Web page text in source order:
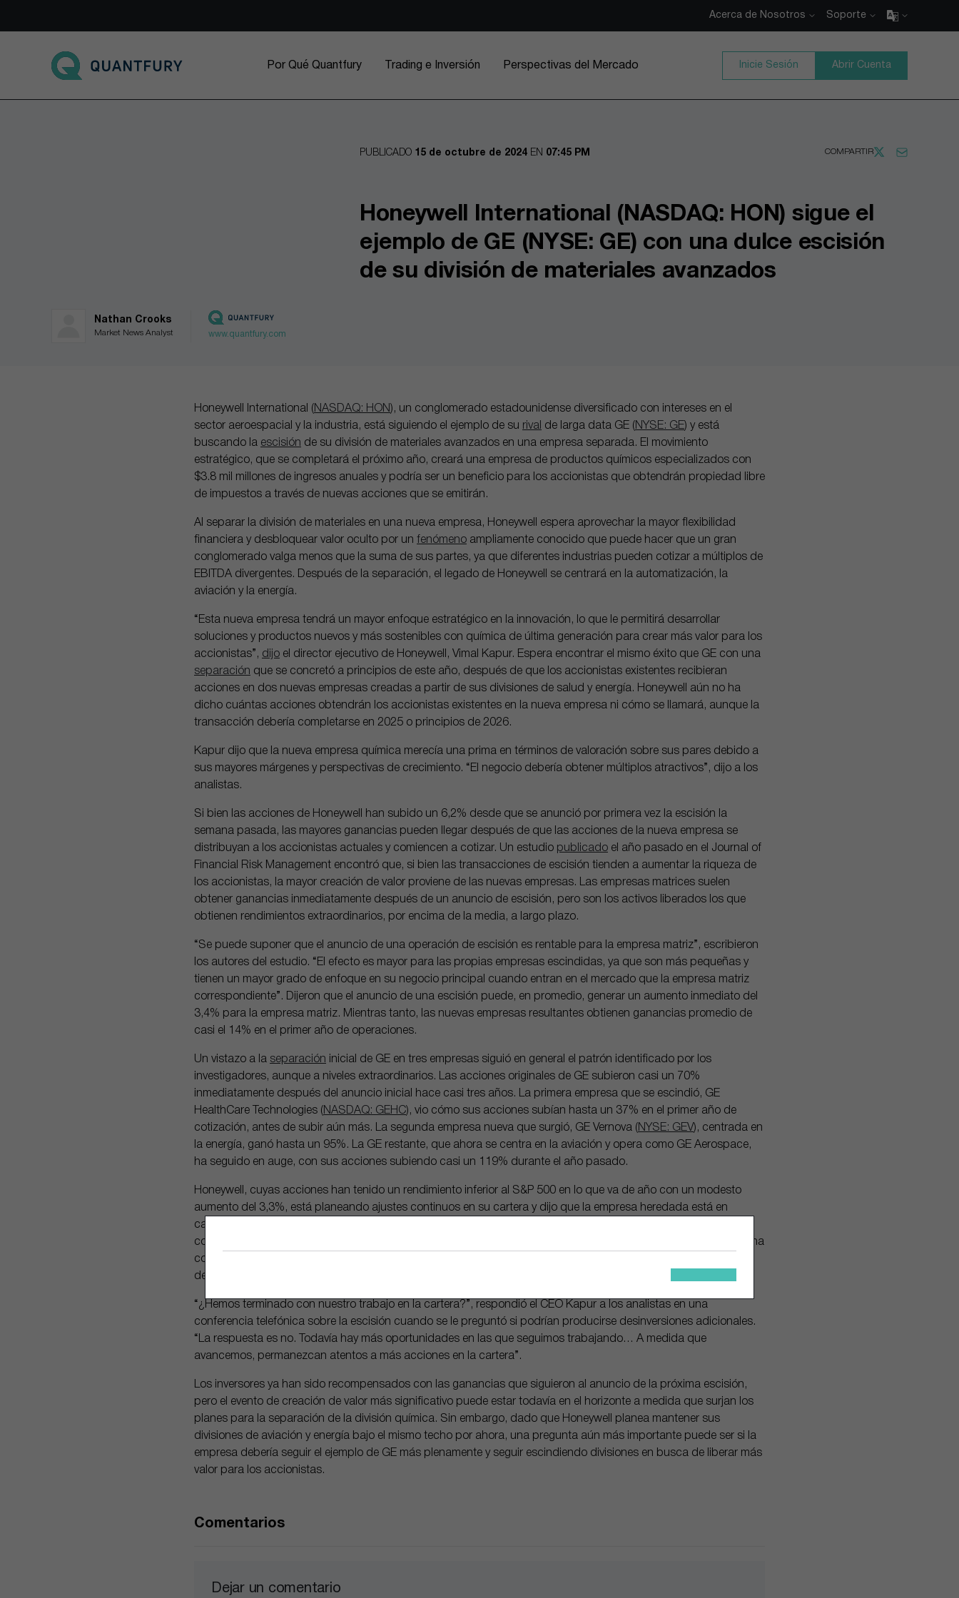
Acerca de Nosotros Soporte
Go to main page
Por Qué Quantfury Trading e Inversión Perspectivas del Mercado Inicie Sesión Abrir Cuenta
COMPARTIR
PUBLICADO 15 de octubre de 2024 EN 07:45 PM
Honeywell International (NASDAQ: HON) sigue el
ejemplo de GE (NYSE: GE) con una dulce escisión
de su división de materiales avanzados
Nathan Crooks
Market News Analyst www.quantfury.com
Honeywell International ( NASDAQ: HON ), un conglomerado estadounidense diversificado con intereses en el
sector aeroespacial y la industria, está siguiendo el ejemplo de su rival de larga data GE ( NYSE: GE) y está
buscando la escisión de su división de materiales avanzados en una empresa separada. El movimiento
estratégico, que se completará el próximo año, creará una empresa de productos químicos especializados con
$3.8 mil millones de ingresos anuales y podría ser un beneficio para los accionistas que obtendrán propiedad libre
de impuestos a través de nuevas acciones que se emitirán.
Al separar la división de materiales en una nueva empresa, Honeywell espera aprovechar la mayor flexibilidad
financiera y desbloquear valor oculto por un fenómeno ampliamente conocido que puede hacer que un gran
conglomerado valga menos que la suma de sus partes, ya que diferentes industrias pueden cotizar a múltiplos de
EBITDA divergentes. Después de la separación, el legado de Honeywell se centrará en la automatización, la
aviación y la energía.
“Esta nueva empresa tendrá un mayor enfoque estratégico en la innovación, lo que le permitirá desarrollar
soluciones y productos nuevos y más sostenibles con química de última generación para crear más valor para los
accionistas”, dijo el director ejecutivo de Honeywell, Vimal Kapur. Espera encontrar el mismo éxito que GE con una
separación que se concretó a principios de este año, después de que los accionistas existentes recibieran
acciones en dos nuevas empresas creadas a partir de sus divisiones de salud y energía. Honeywell aún no ha
dicho cuántas acciones obtendrán los accionistas existentes en la nueva empresa ni cómo se llamará, aunque la
transacción debería completarse en 2025 o principios de 2026.
Kapur dijo que la nueva empresa química merecía una prima en términos de valoración sobre sus pares debido a
sus mayores márgenes y perspectivas de crecimiento. “El negocio debería obtener múltiplos atractivos”, dijo a los
analistas.
Si bien las acciones de Honeywell han subido un 6,2% desde que se anunció por primera vez la escisión la
semana pasada, las mayores ganancias pueden llegar después de que las acciones de la nueva empresa se
distribuyan a los accionistas actuales y comiencen a cotizar. Un estudio publicado el año pasado en el Journal of
Financial Risk Management encontró que, si bien las transacciones de escisión tienden a aumentar la riqueza de
los accionistas, la mayor creación de valor proviene de las nuevas empresas. Las empresas matrices suelen
obtener ganancias inmediatamente después de un anuncio de escisión, pero son los activos liberados los que
obtienen rendimientos extraordinarios, por encima de la media, a largo plazo.
“Se puede suponer que el anuncio de una operación de escisión es rentable para la empresa matriz”, escribieron
los autores del estudio. “El efecto es mayor para las propias empresas escindidas, ya que son más pequeñas y
tienen un mayor grado de enfoque en su negocio principal cuando entran en el mercado que la empresa matriz
correspondiente”. Dijeron que el anuncio de una escisión puede, en promedio, generar un aumento inmediato del
3,4% para la empresa matriz. Mientras tanto, las nuevas empresas resultantes obtienen ganancias promedio de
casi el 14% en el primer año de operaciones.
Un vistazo a la separación inicial de GE en tres empresas siguió en general el patrón identificado por los
investigadores, aunque a niveles extraordinarios. Las acciones originales de GE subieron casi un 70%
inmediatamente después del anuncio inicial hace casi tres años. La primera empresa que se escindió, GE
HealthCare Technologies ( NASDAQ: GEHC), vio cómo sus acciones subían hasta un 37% en el primer año de
cotización, antes de subir aún más. La segunda empresa nueva que surgió, GE Vernova ( NYSE: GEV), centrada en
la energía, ganó hasta un 95%. La GE restante, que ahora se centra en la aviación y opera como GE Aerospace,
ha seguido en auge, con sus acciones subiendo casi un 119% durante el año pasado.
Honeywell, cuyas acciones han tenido un rendimiento inferior al S&P 500 en lo que va de año con un modesto
aumento del 3,3%, está planeando ajustes continuos en su cartera y dijo que la empresa heredada está en
camino de invertir al menos 25.000 millones de dólares “en gastos de capital de alto rendimiento, dividendos,
compras oportunistas de acciones y adquisiciones acumulativas hasta 2025”. En lo que va de año, la empresa ha
completado las adquisiciones de Carrier Access Solutions, Civitanavi, CAES y el negocio de gas natural licuado
de Air Products.
“¿Hemos terminado con nuestro trabajo en la cartera?”, respondió el CEO Kapur a los analistas en una
conferencia telefónica sobre la escisión cuando se le preguntó si podrían producirse desinversiones adicionales.
“La respuesta es no. Todavía hay más oportunidades en las que seguimos trabajando… A medida que
avancemos, permanezcan atentos a más acciones en la cartera”.
Los inversores ya han sido recompensados con las ganancias que siguieron al anuncio de la próxima escisión,
pero el evento de creación de valor más significativo puede estar todavía en el horizonte a medida que surjan los
planes para la separación de la división química. Sin embargo, dado que Honeywell planea mantener sus
divisiones de aviación y energía bajo el mismo techo por ahora, una pregunta aún más importante puede ser si la
empresa debería seguir el ejemplo de GE más plenamente y seguir escindiendo divisiones en busca de liberar más
valor para los accionistas.
Comentarios
Dejar un comentario